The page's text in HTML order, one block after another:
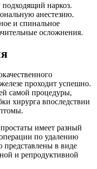
подходящий наркоз.
анестезию.
и спинальное
осложнения.
проходит успешно.
самой процедуры,
хирурга впоследствии
имеет разный
по удалению
представлены в виде
и репродуктивной